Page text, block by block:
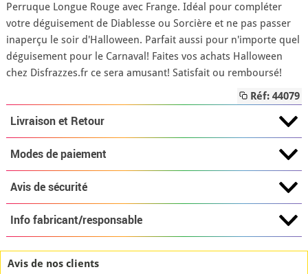
Perruque Longue Rouge avec Frange. Idéal pour compléter
votre déguisement de Diablesse ou Sorcière et ne pas passer
inaperçu le soir d'Halloween. Parfait aussi pour n'importe quel
déguisement pour le Carnaval! Faites vos achats Halloween
chez Disfrazzes.fr ce sera amusant! Satisfait ou remboursé!
Réf: 44079
Livraison et Retour
Modes de paiement
Avis de sécurité
Info fabricant/responsable
Avis de nos clients